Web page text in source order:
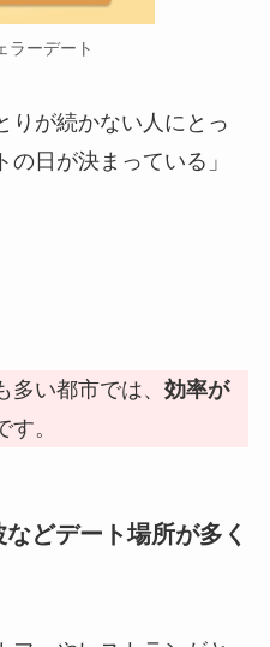
ラーデート
りが続かない人にとっ
日が決まっている」
い都市では、 効率が
す。
どデート場所が多く